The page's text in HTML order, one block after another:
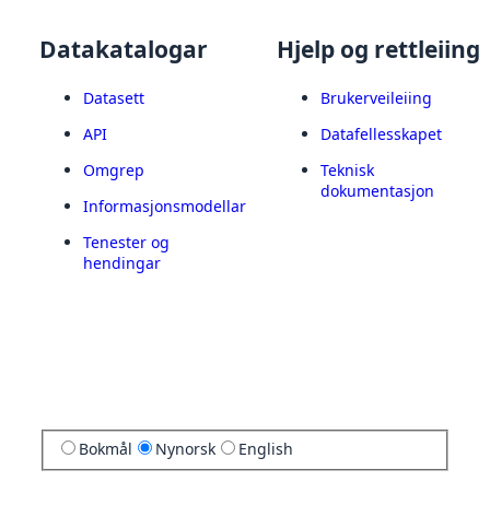
Datakatalogar
Datasett
API
Omgrep
Informasjonsmodellar
Tenester og
hendingar
Hjelp og rettleiing
Brukerveileiing
Datafellesskapet
Teknisk
dokumentasjon
Bokmål Nynorsk English